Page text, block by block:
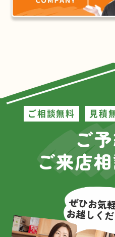
ご相談無料 見積
ご
ご来店